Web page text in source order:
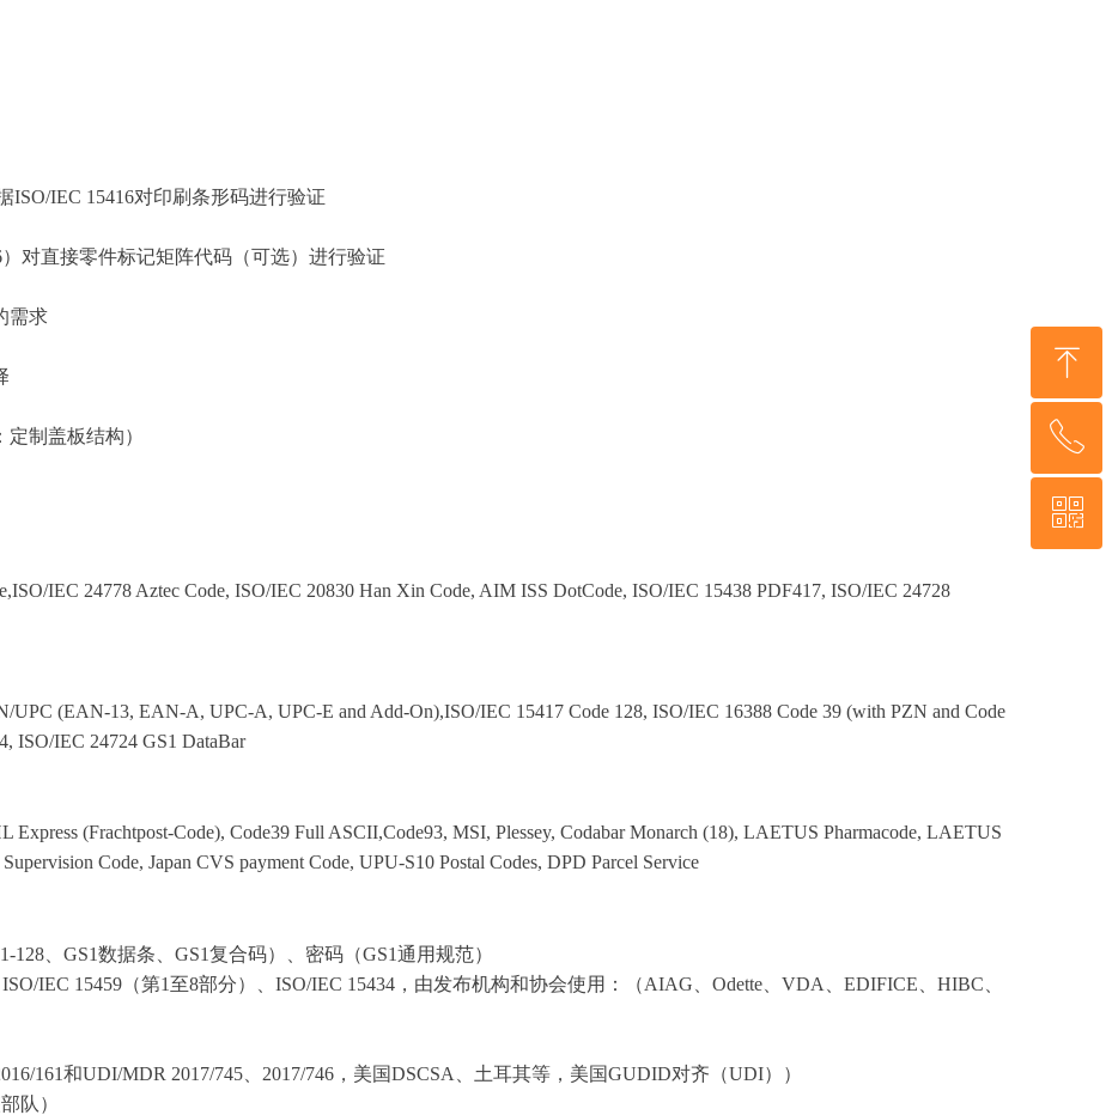
IEC 15416对印刷条形码进行验证
对直接零件标记矩阵代码（可选）进行验证
需求
制盖板结构）
IEC 24778 Aztec Code, ISO/IEC 20830 Han Xin Code, AIM ISS DotCode, ISO/IEC 15438 PDF417, ISO/IEC 24728
UPC (EAN-13, EAN-A, UPC-A, UPC-E and Add-On),ISO/IEC 15417 Code 128, ISO/IEC 16388 Code 39 (with PZN and Code
ISO/IEC 24724 GS1 DataBar
Express (Frachtpost-Code), Code39 Full ASCII,Code93, MSI, Plessey, Codabar Monarch (18), LAETUS Pharmacode, LAETUS
Code, Japan CVS payment Code, UPU-S10 Postal Codes, DPD Parcel Service
、GS1数据条、GS1复合码）、密码（GS1通用规范）
IEC 15459（第1至8部分）、ISO/IEC 15434，由发布机构和协会使用：（AIAG、Odette、VDA、EDIFICE、HIBC、
161和UDI/MDR 2017/745、2017/746，美国DSCSA、土耳其等，美国GUDID对齐（UDI））
队）
ꁸ
回到顶部
ꂅ
18923471230
ꀥ